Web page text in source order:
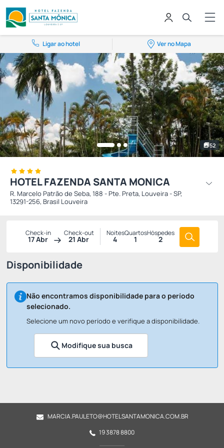
Ligar ao hotel Ver no Mapa
52
HOTEL FAZENDA SANTA MONICA
R. Marcelo Patrão de Seba, 188 - Pte. Preta, Louveira - SP,
13291-256, Brasil Louveira
Check-in
17 Abr
Check-out
21 Abr
Noites
4
Quartos
1
Hóspedes
2
Disponibilidade
Não encontramos disponibilidade para o período
selecionado.
Selecione um novo período e verifique a disponibilidade.
Modifique sua busca
MARCIA.PAULETO@HOTELSANTAMONICA.COM.BR
19 3878 8800